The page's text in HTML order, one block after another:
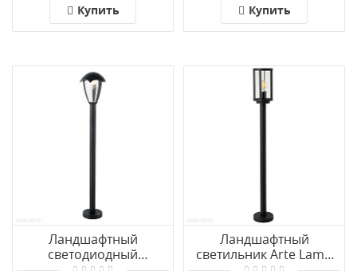
Купить Купить
Ландшафтный
светодиодный
Ландшафтный
светильник Arte Lamp